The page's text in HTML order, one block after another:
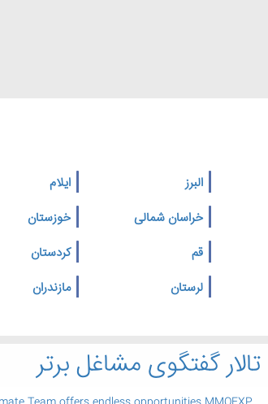
البرز ایلام
خراسان شمالی خوزستان
قم کردستان
لرستان مازندران
تالار گفتگوی مشاغل برتر